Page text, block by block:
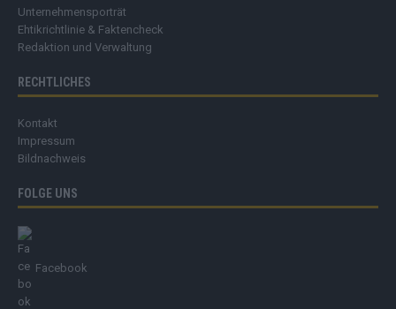
Unternehmensporträt
Ehtikrichtlinie & Faktencheck
Redaktion und Verwaltung
RECHTLICHES
Kontakt
Impressum
Bildnachweis
FOLGE UNS
Facebook